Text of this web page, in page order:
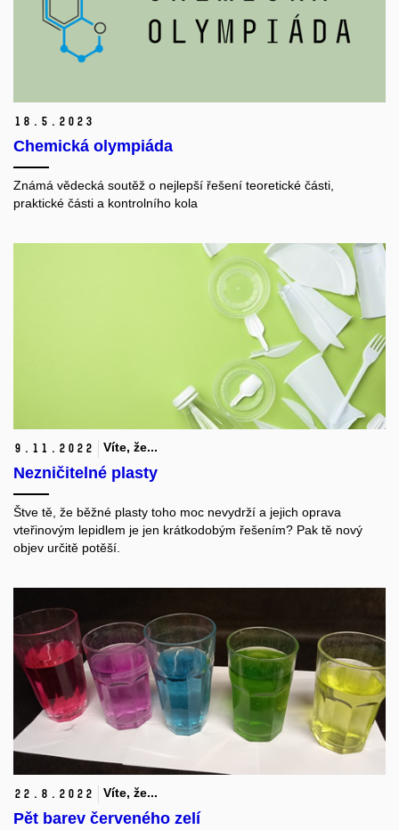
18. 5. 2023
Chemická olympiáda
Známá vědecká soutěž o nejlepší řešení teoretické části,
praktické části a kontrolního kola
9. 11. 2022 Víte, že...
Nezničitelné plasty
Štve tě, že běžné plasty toho moc nevydrží a jejich oprava
vteřinovým lepidlem je jen krátkodobým řešením? Pak tě nový
objev určitě potěší.
22. 8. 2022 Víte, že...
Pět barev červeného zelí